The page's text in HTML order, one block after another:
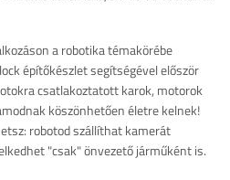
a robotika témakörébe
építőkészlet segítségével először
csatlakoztatott karok, motorok
köszönhetően életre kelnek!
robotod szállíthat kamerát
"csak" önvezető járműként is.